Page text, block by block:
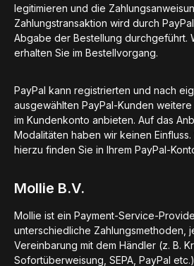
legitimieren und die
Zahlungstransaktion wird durch
Abgabe der Bestellung durchgeführt.
erhalten Sie im Bestellvorgang.
PayPal kann registrierten und nach
ausgewählten PayPal-Kunden
im Kundenkonto anbieten. Auf das
Modalitäten haben wir keinen
hierzu finden Sie in Ihrem PayPal-
Mollie B.V.
Mollie ist ein Payment-Service-
unterschiedliche Zahlungsmethoden,
Vereinbarung mit dem Händler (z. B.
Sofortüberweisung, SEPA, PayPal